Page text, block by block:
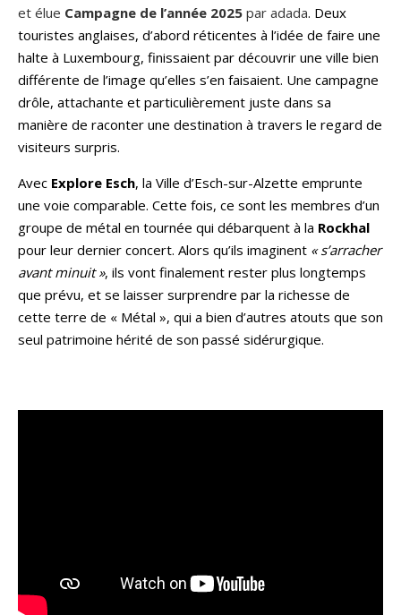
et élue Campagne de l’année 2025 par adada. Deux
touristes anglaises, d’abord réticentes à l’idée de faire une
halte à Luxembourg, finissaient par découvrir une ville bien
différente de l’image qu’elles s’en faisaient. Une campagne
drôle, attachante et particulièrement juste dans sa
manière de raconter une destination à travers le regard de
visiteurs surpris.
Avec Explore Esch, la Ville d’Esch-sur-Alzette emprunte
une voie comparable. Cette fois, ce sont les membres d’un
groupe de métal en tournée qui débarquent à la Rockhal
pour leur dernier concert. Alors qu’ils imaginent « s’arracher
avant minuit », ils vont finalement rester plus longtemps
que prévu, et se laisser surprendre par la richesse de
cette terre de « Métal », qui a bien d’autres atouts que son
seul patrimoine hérité de son passé sidérurgique.